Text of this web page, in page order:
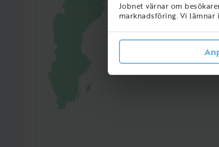
Jobnet värnar om
marknadsföring. Vi
3716